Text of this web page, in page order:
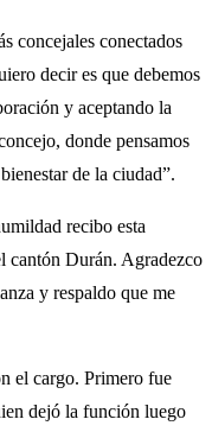
concejales conectados
decir es que debemos
y aceptando la
donde pensamos
de la ciudad”.
recibo esta
cantón Durán. Agradezco
y respaldo que me
el cargo. Primero fue
dejó la función luego